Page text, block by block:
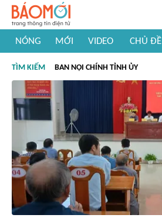
NÓNG MỚI VIDEO CHỦ ĐỀ
#Khám phá Việt Nam
#Khám phá thế giới
TÌM KIẾM BAN NỘI CHÍNH TỈNH ỦY